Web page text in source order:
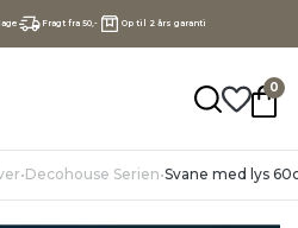
Fragt fra 50,- Op til 2 års garanti
0
•Decohouse Serien•Svane med lys